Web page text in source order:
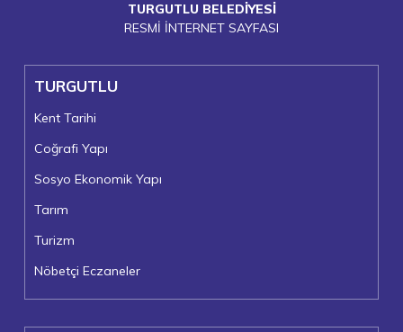
TURGUTLU BELEDİYESİ
RESMİ İNTERNET SAYFASI
TURGUTLU
Kent Tarihi
Coğrafi Yapı
Sosyo Ekonomik Yapı
Tarım
Turizm
Nöbetçi Eczaneler